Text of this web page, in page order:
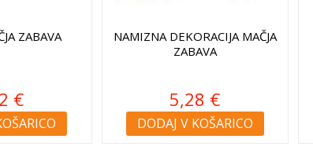
ZABAVA
€
NAMIZNA DEKORACIJA MAČJA
ZABAVA
5,28 €
DODAJ V KOŠARICO